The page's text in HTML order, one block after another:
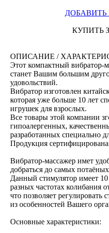
ДОБАВИТЬ
КУПИТЬ
ОПИСАНИЕ /
Этот компактный вибратор-
станет Вашим большим
удовольствий.
Вибратор изготовлен
которая уже больше 10 лет
игрушек для взрослых.
Все товары этой компании
гипоалергенных,
разработанных специально
Продукция
Вибратор-массажер имет
добраться до самых
Данный стимулятор имеет
разных частотах колибания
что позволяет регулировать
из особенностей Вашего
Основные характеристики: